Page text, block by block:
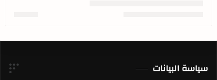
سياسة البيانات